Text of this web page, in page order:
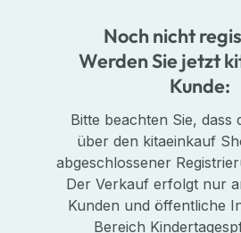
Noch nicht
Werden Sie jetzt
Kunde:
Bitte beachten Sie, dass
über den kitaeinkauf
abgeschlossener
Der Verkauf erfolgt nur
Kunden und öffentliche
Bereich